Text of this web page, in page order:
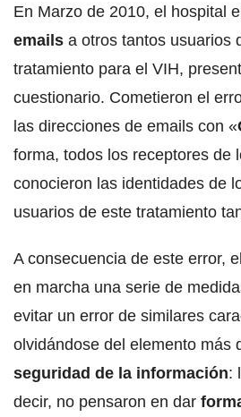
En Marzo de 2010, el hospital
emails a otros tantos usuarios
tratamiento para el VIH,
cuestionario. Cometieron el
las direcciones de emails con «
forma, todos los receptores de
conocieron las identidades de
usuarios de este tratamiento
A consecuencia de este error,
en marcha una serie de
evitar un error de similares
olvidándose del elemento más
seguridad de la información:
decir, no pensaron en dar